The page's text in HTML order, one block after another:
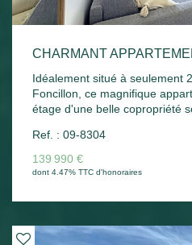
Idéalement situé à seulement
Foncillon, ce magnifique
étage d'une belle copropriété
résidence secondaire ou un
bien rénové avec goût offre
par une belle hauteur sous plafond. Il se
entrée, d'une agréable pièce
aménagée et équipée,
desservant une chambre
Ref. : 09-8304
139 990 €
dont 4.47% TTC d'honoraires